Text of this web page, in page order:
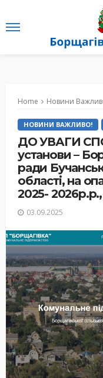
Home Новини
НОВИНИ ВАЖЛИВО!
ДО УВАГИ
установи –
ради
області, на
2025- 2026р.р.,
03.09.2025